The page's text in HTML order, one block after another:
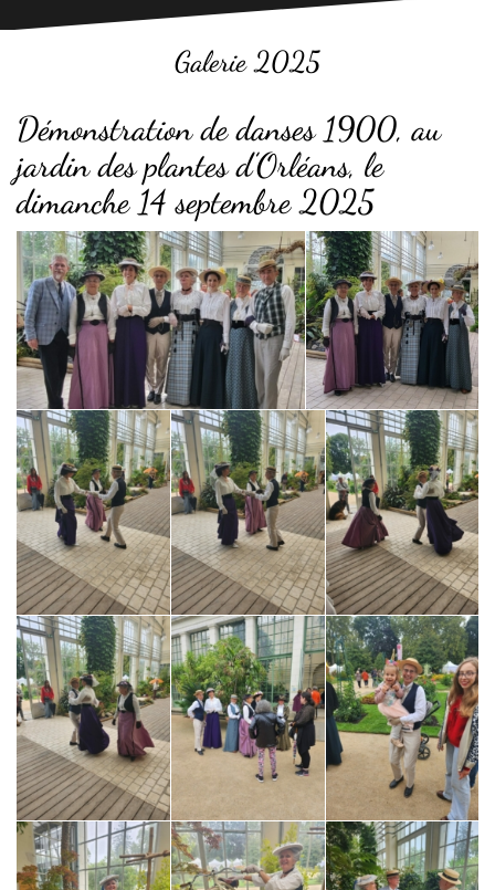
Galerie 2025
Démonstration de danses 1900, au
jardin des plantes d’Orléans, le
dimanche 14 septembre 2025